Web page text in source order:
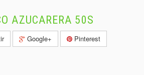
AZUCARERA 50S
Google+
Pinterest